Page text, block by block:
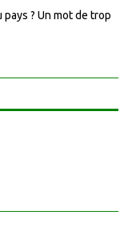
? Un mot de trop